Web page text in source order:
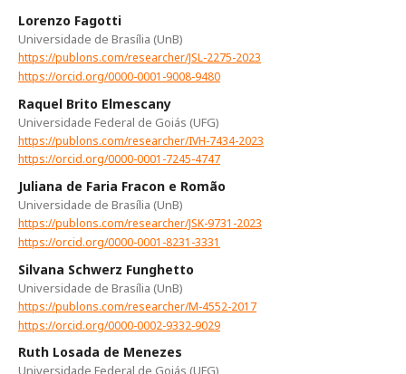
Lorenzo Fagotti
Universidade de Brasília (UnB)
https://publons.com/researcher/JSL-2275-2023
https://orcid.org/0000-0001-9008-9480
Raquel Brito Elmescany
Universidade Federal de Goiás (UFG)
https://publons.com/researcher/IVH-7434-2023
https://orcid.org/0000-0001-7245-4747
Juliana de Faria Fracon e Romão
Universidade de Brasília (UnB)
https://publons.com/researcher/JSK-9731-2023
https://orcid.org/0000-0001-8231-3331
Silvana Schwerz Funghetto
Universidade de Brasília (UnB)
https://publons.com/researcher/M-4552-2017
https://orcid.org/0000-0002-9332-9029
Ruth Losada de Menezes
Universidade Federal de Goiás (UFG)